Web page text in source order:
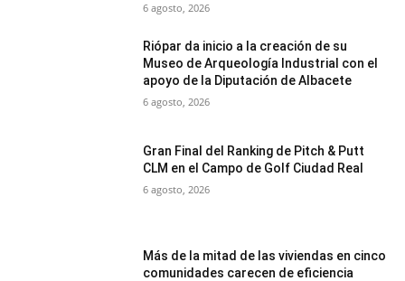
6 agosto, 2026
Riópar da inicio a la creación de su
Museo de Arqueología Industrial con el
apoyo de la Diputación de Albacete
6 agosto, 2026
Gran Final del Ranking de Pitch & Putt
CLM en el Campo de Golf Ciudad Real
6 agosto, 2026
Más de la mitad de las viviendas en cinco
comunidades carecen de eficiencia